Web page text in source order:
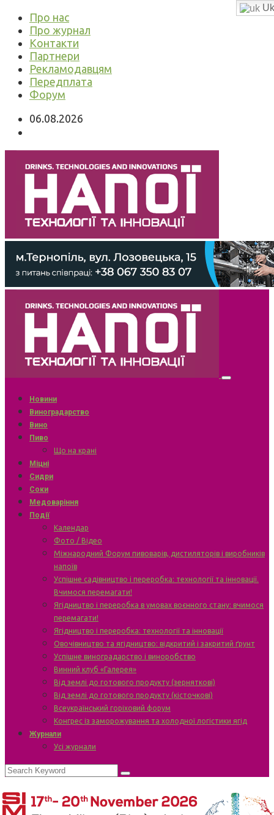
Про нас
Про журнал
Контакти
Партнери
Рекламодавцям
Передплата
Форум
06.08.2026
Новини
Виноградарство
Вино
Пиво
Що на крані
Міцні
Сидри
Соки
Медоваріння
Події
Календар
Фото / Відео
Міжнародний Форум пивоварів, дистиляторів і виробників
напоїв
Успішне садівництво і переробка: технології та інновації.
Вчимося перемагати!
Ягідництво і переробка в умовах воєнного стану: вчимося
перемагати!
Ягідництво і переробка: технології та інновації
Овочівництво та ягідництво: відкритий і закритий ґрунт
Успішне виноградарство і виноробство
Винний клуб «Галерея»
Від землі до готового продукту (зерняткові)
Від землі до готового продукту (кісточкові)
Всеукраїнський горіховий форум
Конгрес із заморожування та холодної логістики ягід
Журнали
Усі журнали